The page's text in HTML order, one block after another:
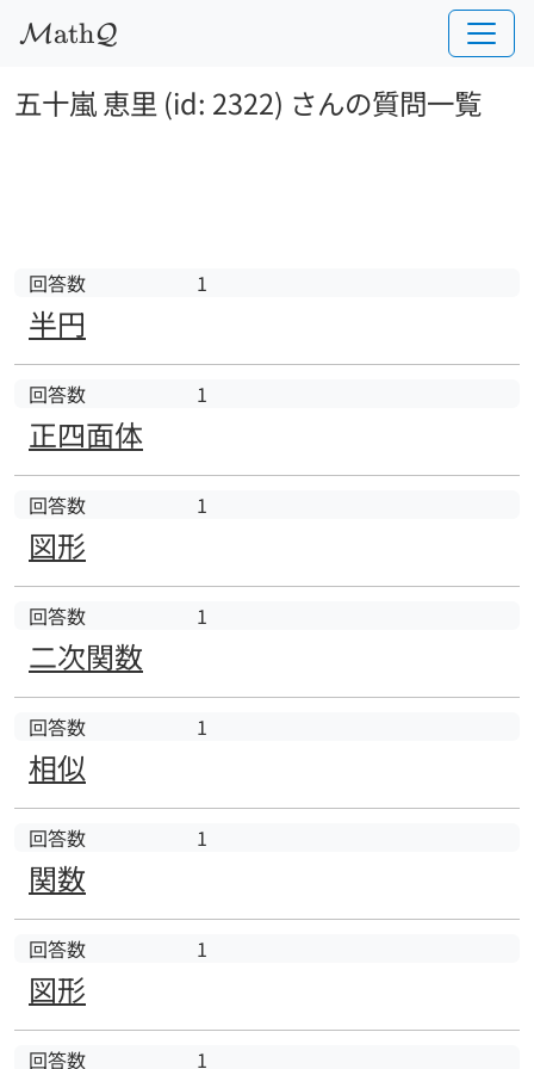
MathQ
五十嵐 恵里 (id: 2322) さんの質問一覧
回答数 1
半円
回答数 1
正四面体
回答数 1
図形
回答数 1
二次関数
回答数 1
相似
回答数 1
関数
回答数 1
図形
回答数 1